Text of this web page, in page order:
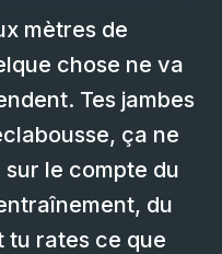
mètres de
chose ne va
Tes jambes
ça ne
sur le compte du
du
tu rates ce que